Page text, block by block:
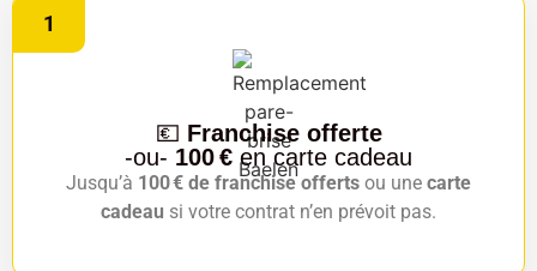
1
💶 Franchise offerte
-ou- 100 € en carte cadeau
Jusqu’à 100 € de franchise offerts ou une carte
cadeau si votre contrat n’en prévoit pas.